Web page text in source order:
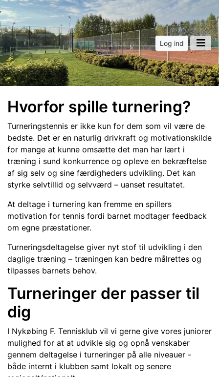
Log ind
Hvorfor spille turnering?
Turneringstennis er ikke kun for dem som vil være de
bedste. Det er en naturlig drivkraft og motivationskilde
for mange at kunne omsætte det man har lært i
træning i sund konkurrence og opleve en bekræftelse
af sig selv og sine færdigheders udvikling. Det kan
styrke selvtillid og selvværd – uanset resultatet.
At deltage i turnering kan fremme en spillers
motivation for tennis fordi barnet modtager feedback
om egne præstationer.
Turneringsdeltagelse giver nyt stof til udvikling i den
daglige træning – træningen kan bedre målrettes og
tilpasses barnets behov.
Turneringer der passer til
dig
I Nykøbing F. Tennisklub vil vi gerne give vores juniorer
mulighed for at at udvikle sig og opnå venskaber
gennem deltagelse i turneringer på alle niveauer -
både internt i klubben samt lokalt og senere